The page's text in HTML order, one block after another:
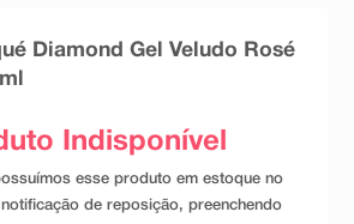
Diamond Gel Veludo Rosé